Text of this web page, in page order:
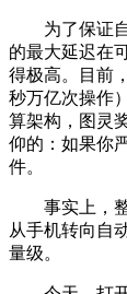
为了保证自
的最大延迟在
得极高。目前
秒万亿次操作
算架构，图灵
仰的：如果你
件。
事实上，整
从手机转向自
量级。